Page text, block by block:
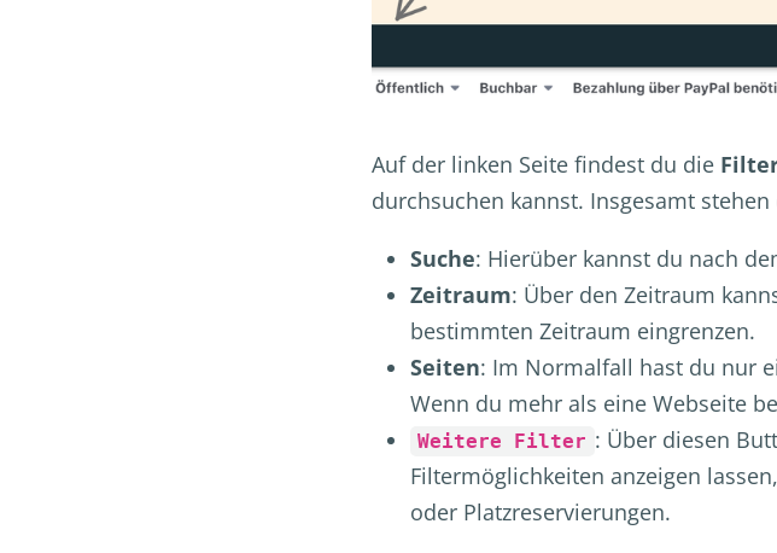
Auf der linken Seite findest du die
durchsuchen kannst. Insgesamt
Suche: Hierüber kannst du nach
Zeitraum: Über den Zeitraum
bestimmten Zeitraum eingrenzen.
Seiten: Im Normalfall hast du nur
Wenn du mehr als eine Webseite
Weitere Filter : Über diesen
Filtermöglichkeiten anzeigen
oder Platzreservierungen.